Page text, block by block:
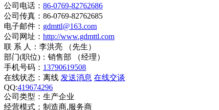
公司电话： 86-0769-82762686
公司传真：86-0769-82762685
电子邮件： gdmttl@163.com
公司网址： http://www.gdmttl.com
联 系 人：李洪亮 （先生）
部门(职位)：销售部 （经理）
手机号码： 13790619508
在线状态： 离线 发送消息 在线交谈
QQ:419674296
公司类型：生产企业
经营模式：制造商,服务商